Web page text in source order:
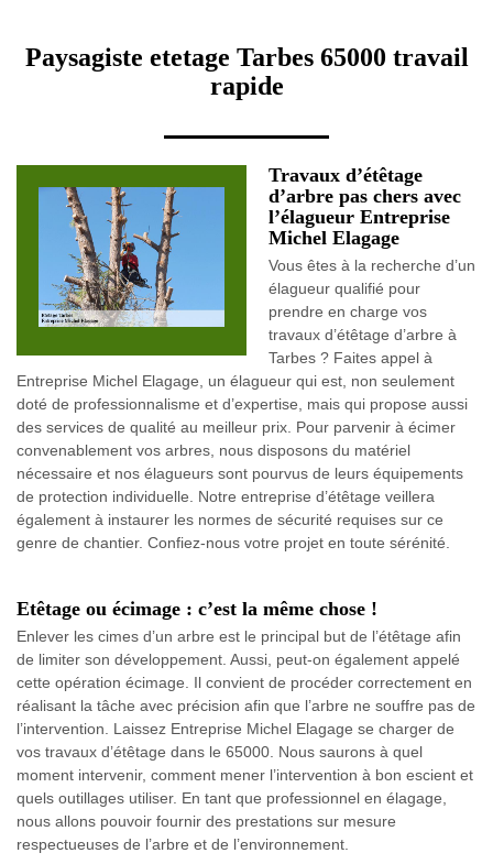
Paysagiste etetage Tarbes 65000 travail
rapide
Travaux d’étêtage
d’arbre pas chers avec
l’élagueur Entreprise
Michel Elagage
Vous êtes à la recherche d’un
élagueur qualifié pour
prendre en charge vos
travaux d’étêtage d’arbre à
Tarbes ? Faites appel à
Entreprise Michel Elagage, un élagueur qui est, non seulement
doté de professionnalisme et d’expertise, mais qui propose aussi
des services de qualité au meilleur prix. Pour parvenir à écimer
convenablement vos arbres, nous disposons du matériel
nécessaire et nos élagueurs sont pourvus de leurs équipements
de protection individuelle. Notre entreprise d’étêtage veillera
également à instaurer les normes de sécurité requises sur ce
genre de chantier. Confiez-nous votre projet en toute sérénité.
Etêtage ou écimage : c’est la même chose !
Enlever les cimes d’un arbre est le principal but de l’étêtage afin
de limiter son développement. Aussi, peut-on également appelé
cette opération écimage. Il convient de procéder correctement en
réalisant la tâche avec précision afin que l’arbre ne souffre pas de
l’intervention. Laissez Entreprise Michel Elagage se charger de
vos travaux d’étêtage dans le 65000. Nous saurons à quel
moment intervenir, comment mener l’intervention à bon escient et
quels outillages utiliser. En tant que professionnel en élagage,
nous allons pouvoir fournir des prestations sur mesure
respectueuses de l’arbre et de l’environnement.